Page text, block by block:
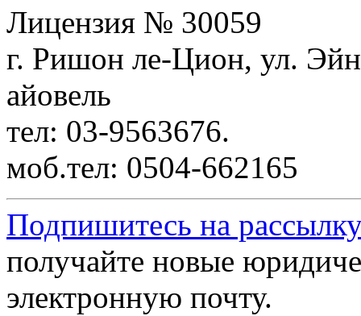
Лицензия № 30059
г. Ришон ле-Цион, ул.
айовель
тел: 03-9563676.
моб.тел: 0504-662165
Подпишитесь на
получайте новые
электронную почту.